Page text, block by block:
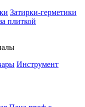
Затирки-герметики
плиткой
Инструмент